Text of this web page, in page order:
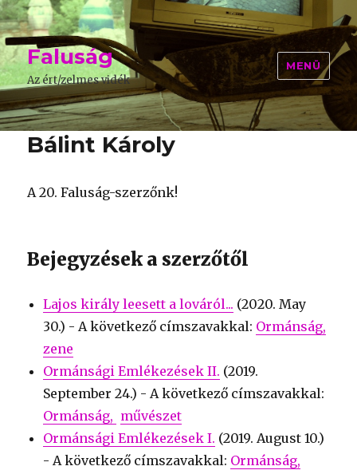
Faluság
Az ért/zelmes vidék
MENÜ
Bálint Károly
A 20. Faluság-szerzőnk!
Bejegyzések a szerzőtől
Lajos király leesett a lováról... (2020. May
30.) - A következő címszavakkal: Ormánság
zene
Ormánsági Emlékezések II. (2019.
September 24.) - A következő címszavakkal:
Ormánság
művészet
Ormánsági Emlékezések I. (2019. August 10.)
- A következő címszavakkal: Ormánság